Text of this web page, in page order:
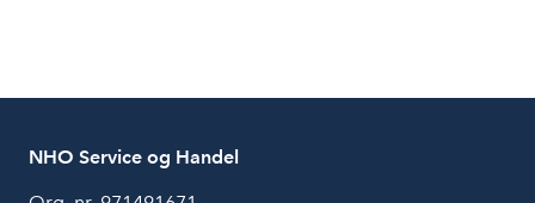
NHO Service og Handel